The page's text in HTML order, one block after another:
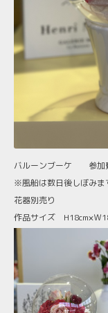
バルーンブーケ 参加
※風船は数日後しぼみま
花器別売り
作品サイズ H18cm×Ｗ